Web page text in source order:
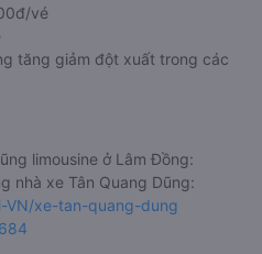
vé
tăng giảm đột xuất trong các
limousine ở Lâm Đồng:
nhà xe Tân Quang Dũng:
VN/xe-tan-quang-dung